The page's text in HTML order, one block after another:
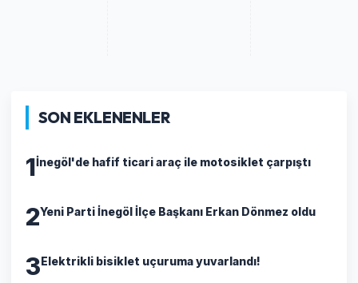
SON EKLENENLER
1İnegöl'de hafif ticari araç ile motosiklet çarpıştı
2Yeni Parti İnegöl İlçe Başkanı Erkan Dönmez oldu
3Elektrikli bisiklet uçuruma yuvarlandı!